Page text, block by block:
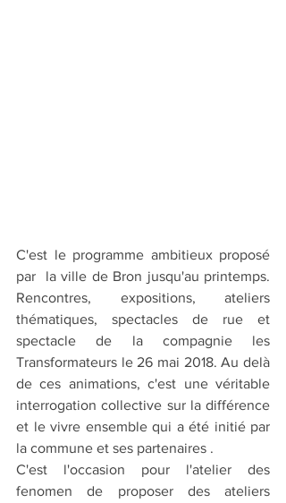
C'est le programme ambitieux proposé
par  la ville de Bron jusqu'au printemps.
Rencontres, expositions, ateliers
thématiques, spectacles de rue et
spectacle de la compagnie les
Transformateurs le 26 mai 2018. Au delà
de ces animations, c'est une véritable
interrogation collective sur la différence
et le vivre ensemble qui a été initié par
la commune et ses partenaires .
C'est l'occasion pour l'atelier des
fenomen de proposer des ateliers